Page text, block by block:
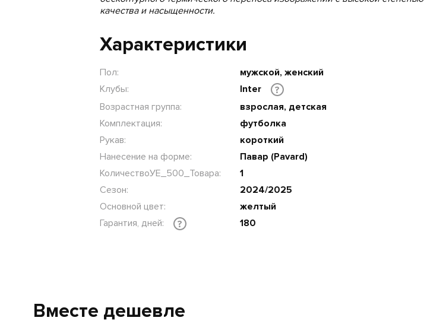
качества и насыщенности.
Характеристики
Пол:
мужской, женский
Клубы:
Inter
?
Возрастная группа:
взрослая, детская
Комплектация:
футболка
Рукав:
короткий
Нанесение на форме:
Павар (Pavard)
КоличествоУЕ_500_Товара:
1
Сезон:
2024/2025
Основной цвет:
желтый
Гарантия, дней:
? 180
Вместе дешевле